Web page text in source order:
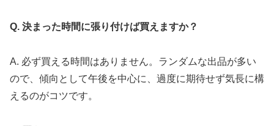
Q. 決まった時間に張り付けば買えますか？
A. 必ず買える時間はありません。ランダムな出品が多い
ので、傾向として午後を中心に、過度に期待せず気長に構
えるのがコツです。